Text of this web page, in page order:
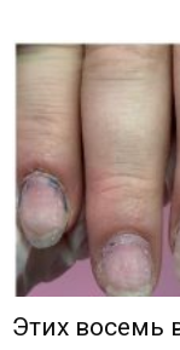
Этих восемь